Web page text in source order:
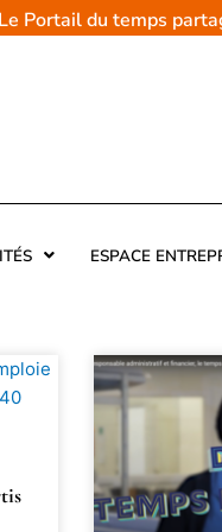
Le Portail du temps
ESPACE